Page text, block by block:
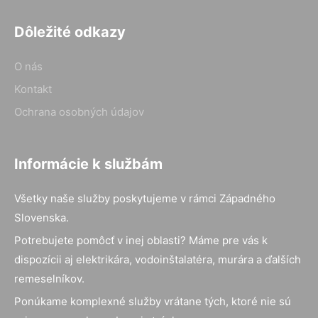
Dôležité odkazy
O nás
Kontakt
Ochrana osobných údajov
Informácie k službám
Všetky naše služby poskytujeme v rámci Západného
Slovenska.
Potrebujete pomôcť v inej oblasti? Máme pre vás k
dispozícii aj elektrikára, vodoinštalatéra, murára a ďalších
remeselníkov.
Ponúkame komplexné služby vrátane tých, ktoré nie sú